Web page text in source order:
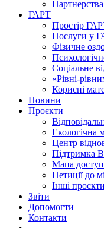
Партнерства
ГАРТ
Простір
Послуги у
Фізичне
Соціальне
«Рівні-
Корисні
Новини
Проєкти
Екологічна
Центр
Підтримка
Мапа
Петиції до
Інші проєкти
Звіти
Допомогти
Контакти